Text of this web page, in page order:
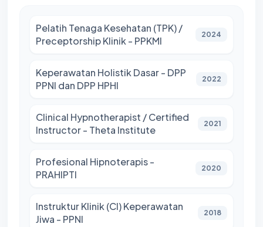
Pelatih Tenaga Kesehatan (TPK) /
Preceptorship Klinik - PPKMI
2024
Keperawatan Holistik Dasar - DPP
PPNI dan DPP HPHI
2022
Clinical Hypnotherapist / Certified
Instructor - Theta Institute
2021
Profesional Hipnoterapis -
PRAHIPTI
2020
Instruktur Klinik (CI) Keperawatan
Jiwa - PPNI
2018